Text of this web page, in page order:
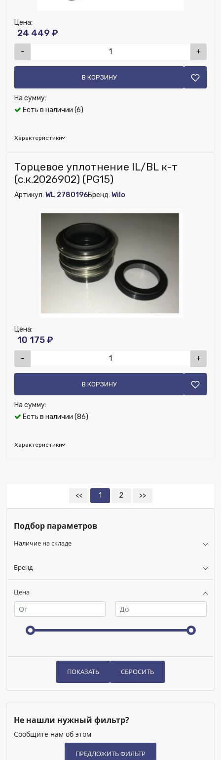
Подбор параметров
Цена
Бренд
Наличие на складе
Не нашли нужный фильтр?
Сообщите нам об этом
Есть в наличии (6)
Характеристики
Цена:
24 449 ₽
- +
В КОРЗИНУ
На сумму:
Бренд:
Исключить из публикации на веб-витрине mag1c:
Нет
Торцевое уплотнение IL/BL к-т
(с.к.2026902) (PG15)
Артикул: WL 2780196Бренд: Wilo
Есть в наличии (86)
Характеристики
Цена:
10 175 ₽
- +
В КОРЗИНУ
На сумму:
<< 1 2 >>